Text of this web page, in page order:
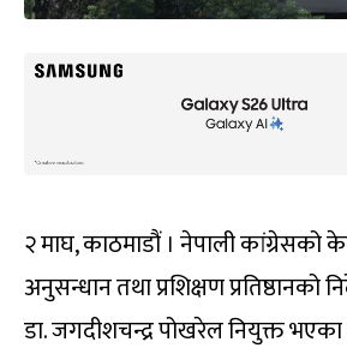
२ माघ, काठमाडौं । नेपाली कांग्रेसको
अनुसन्धान तथा प्रशिक्षण प्रतिष्ठानको
डा. जगदीशचन्द्र पोखरेल नियुक्त